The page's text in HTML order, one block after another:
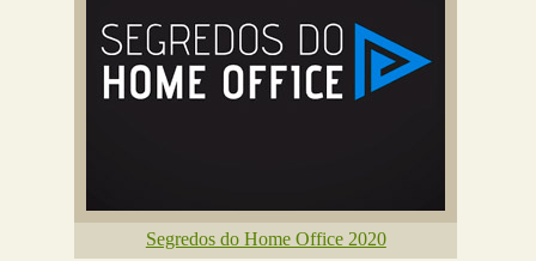
Segredos do Home Office 2020